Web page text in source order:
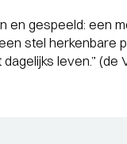
en gespeeld: een
stel herkenbare
leven.” (de